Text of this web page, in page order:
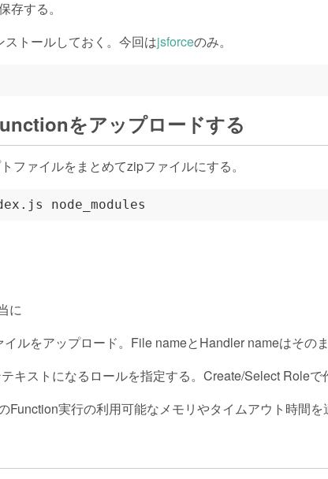
する。
トールしておく。今回はjsforceのみ。
をアップロードする
ファイルをまとめてzipファイルにする。
に
ルをアップロード。File nameとHandler nameはその
キストになるロールを指定する。Create/Select Roleで
実行の利用可能なメモリやタイムアウト時間を